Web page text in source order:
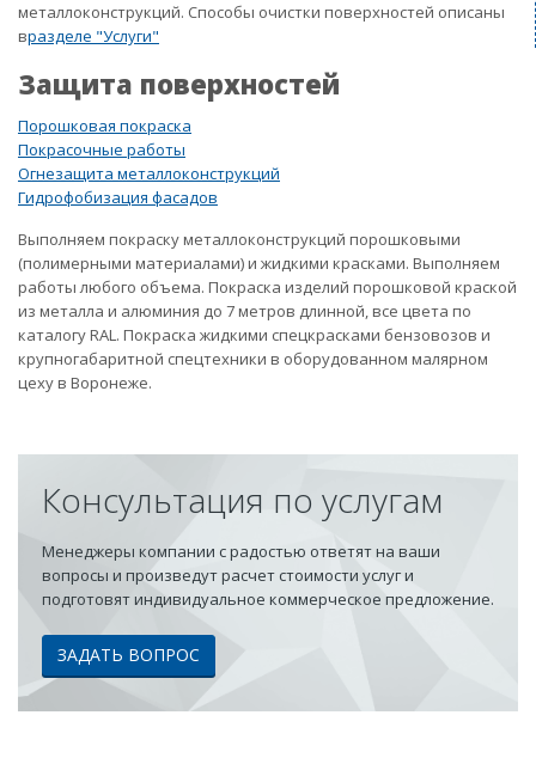
металлоконструкций. Способы очистки поверхностей описаны
вразделе "Услуги"
Защита поверхностей
Порошковая покраска
Покрасочные работы
Огнезащита металлоконструкций
Гидрофобизация фасадов
Выполняем покраску металлоконструкций порошковыми
(полимерными материалами) и жидкими красками. Выполняем
работы любого объема. Покраска изделий порошковой краской
из металла и алюминия до 7 метров длинной, все цвета по
каталогу RAL. Покраска жидкими спецкрасками бензовозов и
крупногабаритной спецтехники в оборудованном малярном
цеху в Воронеже.
Консультация по услугам
Менеджеры компании с радостью ответят на ваши
вопросы и произведут расчет стоимости услуг и
подготовят индивидуальное коммерческое предложение.
ЗАДАТЬ ВОПРОС